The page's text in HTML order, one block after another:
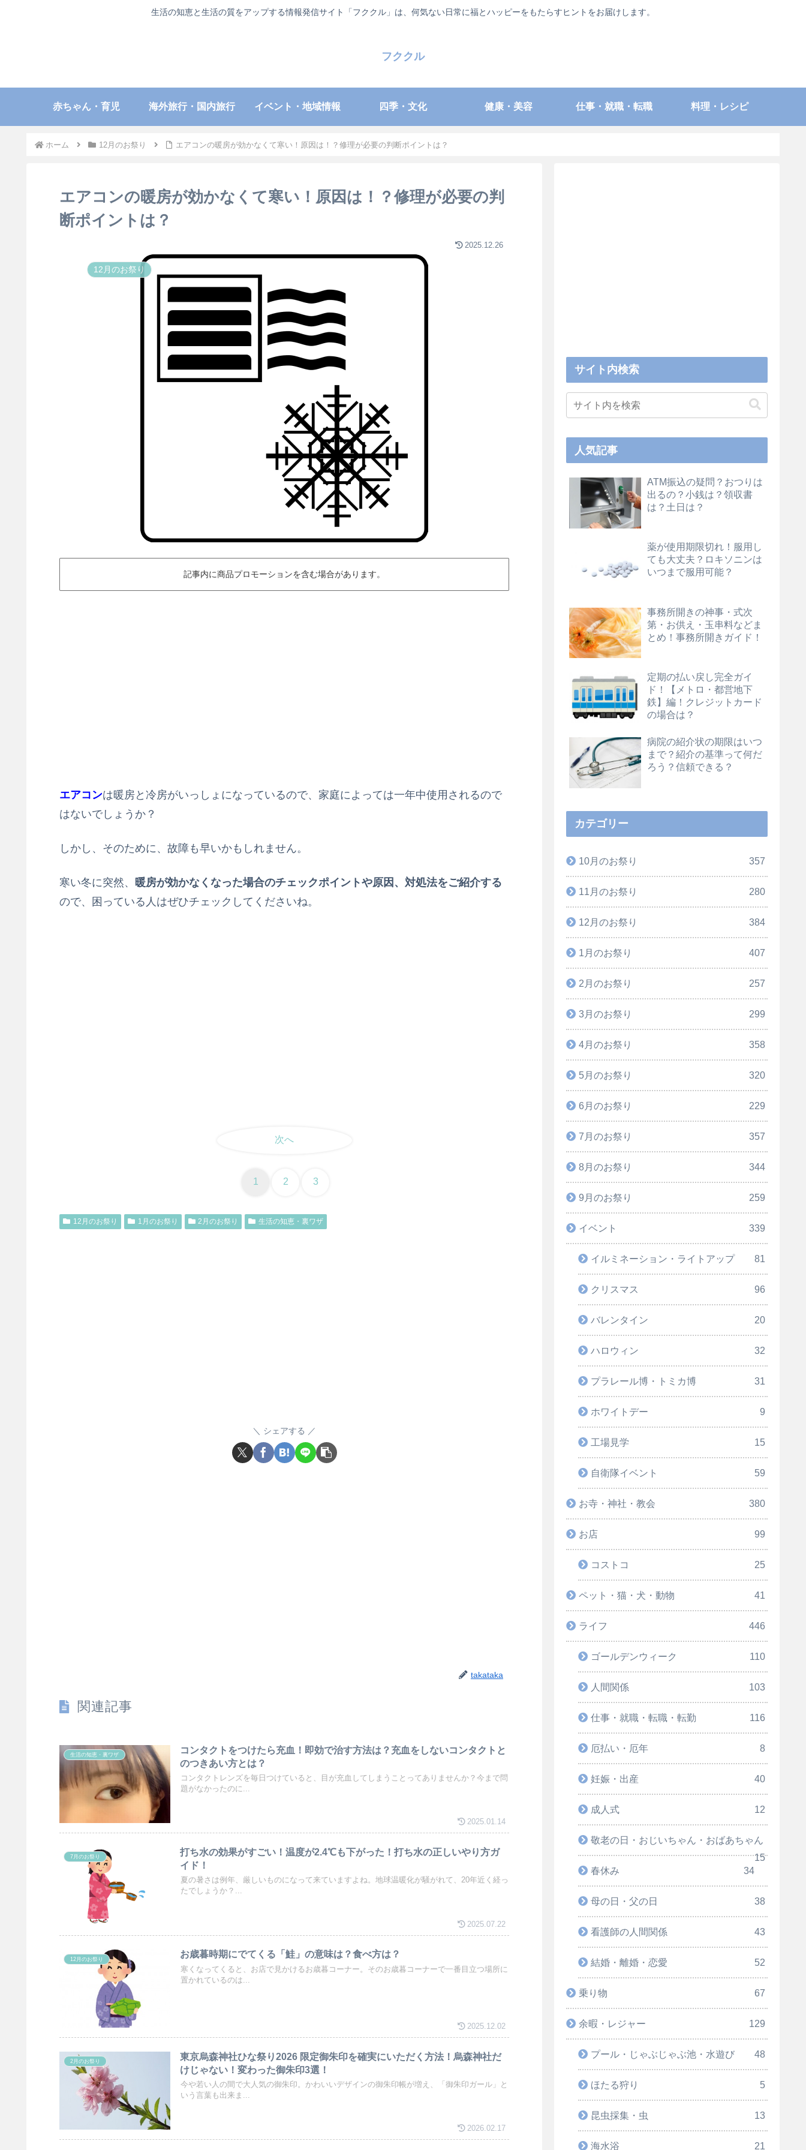
生活の知恵と生活の質をアップする情報発信サイト「フククル」は、何気ない日常に福とハッピーをもたらすヒントをお届けします。
フククル
赤ちゃん・育児 海外旅行・国内旅行 イベント・地域情報 四季・文化 健康・美容 仕事・就職・転職 料理・レシピ
ホーム 12月のお祭り エアコンの暖房が効かなくて寒い！原因は！？修理が必要の判断ポイントは？
エアコンの暖房が効かなくて寒い！原因は！？修理が必要の判
断ポイントは？
2025.12.26
12月のお祭り
記事内に商品プロモーションを含む場合があります。
エアコンは暖房と冷房がいっしょになっているので、家庭によっては一年中使用されるので
はないでしょうか？
しかし、そのために、故障も早いかもしれません。
寒い冬に突然、 暖房が効かなくなった場合のチェックポイントや原因、対処法をご紹介する
ので、困っている人はぜひチェックしてくださいね。
次へ
1 2 3
12月のお祭り 1月のお祭り 2月のお祭り 生活の知恵・裏ワザ
シェアする
takataka
関連記事
生活の知恵・裏ワザ
コンタクトをつけたら充血！即効で治す方法は？充血をしないコンタクトと
のつきあい方とは？
コンタクトレンズを毎日つけていると、目が充血してしまうことってありませんか？今まで問
題がなかったのに...
2025.01.14
7月のお祭り
打ち水の効果がすごい！温度が2.4℃も下がった！打ち水の正しいやり方ガ
イド！
夏の暑さは例年、厳しいものになって来ていますよね。地球温暖化が騒がれて、20年近く経っ
たでしょうか？...
2025.07.22
12月のお祭り お歳暮時期にでてくる「鮭」の意味は？食べ方は？
寒くなってくると、お店で見かけるお歳暮コーナー。そのお歳暮コーナーで一番目立つ場所に
置かれているのは...
2025.12.02
2月のお祭り
東京烏森神社ひな祭り2026 限定御朱印を確実にいただく方法！烏森神社だ
けじゃない！変わった御朱印3選！
今や若い人の間で大人気の御朱印。かわいいデザインの御朱印帳が増え、「御朱印ガール」と
いう言葉も出来ま...
2026.02.17
サイト内検索
人気記事
ATM振込の疑問？おつりは
出るの？小銭は？領収書
は？土日は？
薬が使用期限切れ！服用し
ても大丈夫？ロキソニンは
いつまで服用可能？
事務所開きの神事・式次
第・お供え・玉串料などま
とめ！事務所開きガイド！
定期の払い戻し完全ガイ
ド！【メトロ・都営地下
鉄】編！クレジットカード
の場合は？
病院の紹介状の期限はいつ
まで？紹介の基準って何だ
ろう？信頼できる？
カテゴリー
10月のお祭り 357
11月のお祭り 280
12月のお祭り 384
1月のお祭り 407
2月のお祭り 257
3月のお祭り 299
4月のお祭り 358
5月のお祭り 320
6月のお祭り 229
7月のお祭り 357
8月のお祭り 344
9月のお祭り 259
イベント 339
イルミネーション・ライトアップ 81
クリスマス 96
バレンタイン 20
ハロウィン 32
プラレール博・トミカ博 31
ホワイトデー 9
工場見学 15
自衛隊イベント 59
お寺・神社・教会 380
お店 99
コストコ 25
ペット・猫・犬・動物 41
ライフ 446
ゴールデンウィーク 110
人間関係 103
仕事・就職・転職・転勤 116
厄払い・厄年 8
妊娠・出産 40
成人式 12
敬老の日・おじいちゃん・おばあちゃん
15
春休み
34
母の日・父の日 38
看護師の人間関係 43
結婚・離婚・恋愛 52
乗り物 67
余暇・レジャー 129
プール・じゃぶじゃぶ池・水遊び 48
ほたる狩り 5
昆虫採集・虫 13
海水浴 21